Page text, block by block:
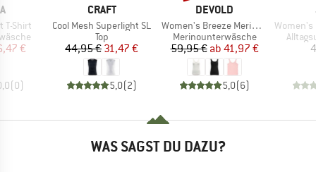
T-Shirt
Preis
€
(0)
MARKE
CRAFT
Artikel
Cool Mesh Superlight SL
Produktgruppe
Top
Preis
44,95 €reduzierter Preis
31,47 €
5,0(2)
MARKE
DEVOLD
Artikel
Women's Breeze Merino 150 Tank
Produktgruppe
Merinounterwäsche
Preis
59,95 € reduzierter Preis
ab 41,97 €
5,0(6)
Artikel
Women's
WAS SAGST DU DAZU?